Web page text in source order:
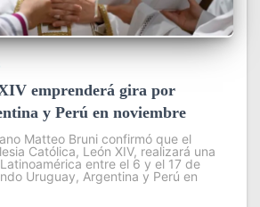
emprenderá gira por
y Perú en noviembre
Matteo Bruni confirmó que el
Católica, León XIV, realizará una
entre el 6 y el 17 de
Uruguay, Argentina y Perú en